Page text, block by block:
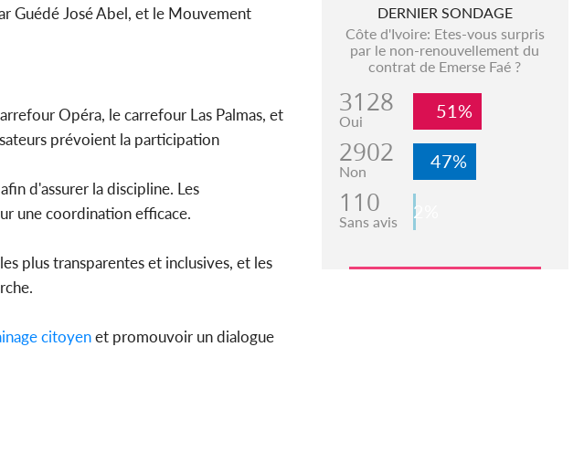
Guédé José Abel, et le Mouvement
Opéra, le carrefour Las Palmas, et
prévoient la participation
d'assurer la discipline. Les
une coordination efficace.
plus transparentes et inclusives, et les
citoyenet promouvoir un dialogue
DERNIER SONDAGE
Côte d'Ivoire: Etes-vous surpris
par le non-renouvellement du
contrat de Emerse Faé ?
3128
Oui 51%
2902
Non 47%
110
Sans avis 2%